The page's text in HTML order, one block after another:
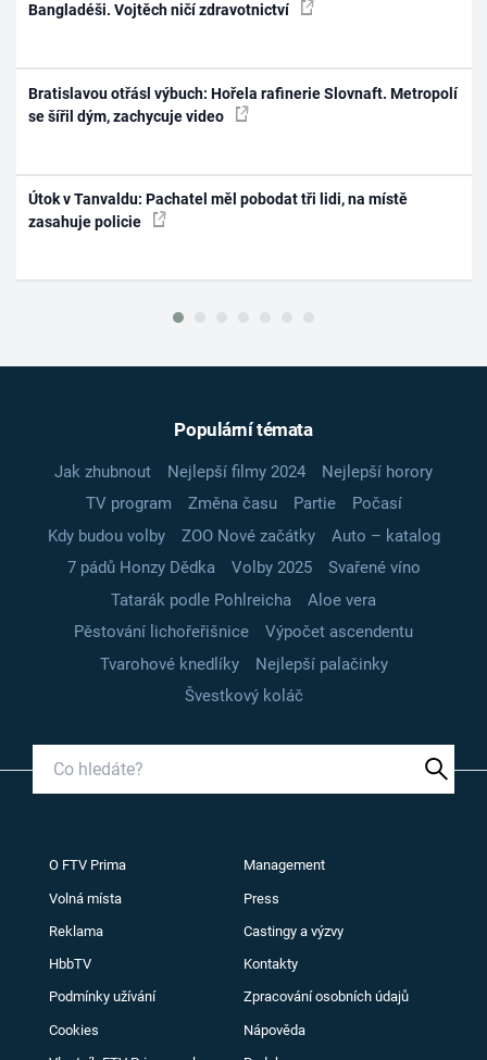
Bangladéši. Vojtěch ničí zdravotnictví
Bratislavou otřásl výbuch: Hořela rafinerie Slovnaft. Metropolí
se šířil dým, zachycuje video
Útok v Tanvaldu: Pachatel měl pobodat tři lidi, na místě
zasahuje policie
Populární témata
Jak zhubnout Nejlepší filmy 2024
Nejlepší horory
TV program
Změna času Partie
Počasí
Kdy budou volby
ZOO Nové začátky
Auto – katalog
7 pádů Honzy Dědka
Volby 2025
Svařené víno
Tatarák podle Pohlreicha
Aloe vera
Pěstování lichořeřišnice
Výpočet ascendentu
Tvarohové knedlíky
Nejlepší palačinky
Švestkový koláč
O FTV Prima Management
Volná místa Press
Reklama Castingy a výzvy
HbbTV Kontakty
Podmínky užívání Zpracování osobních údajů
Cookies Nápověda